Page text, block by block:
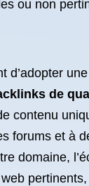
ou non
d’adopter
de
contenu
forums et à
domaine,